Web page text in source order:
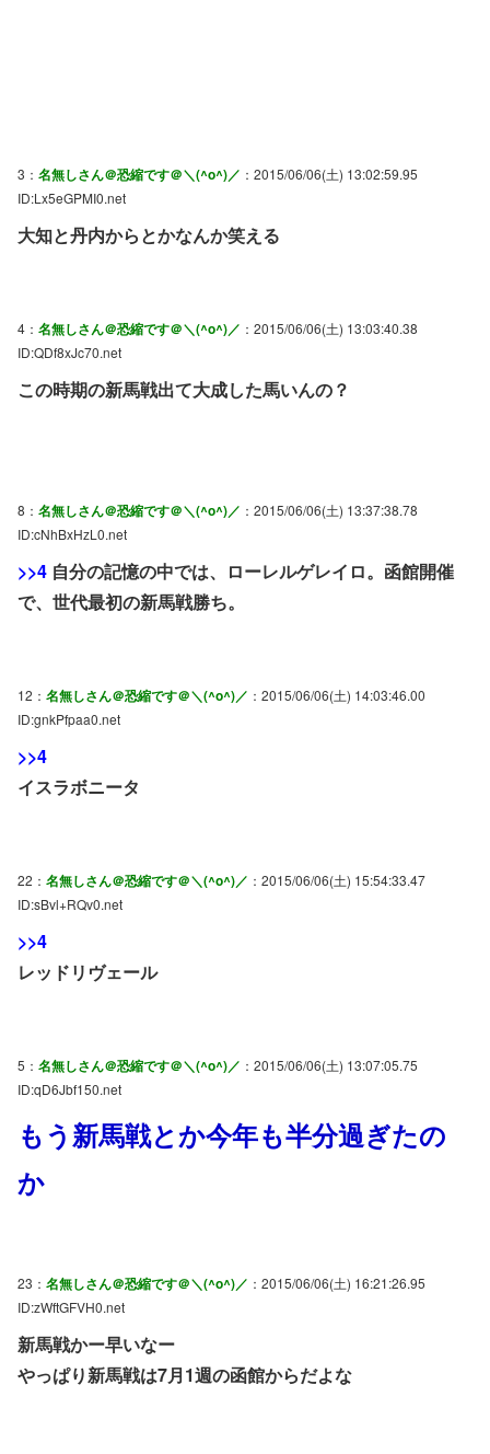
3： 名無しさん＠恐縮です＠＼(^o^)／ ：2015/06/06(土) 13:02:59.95
ID:Lx5eGPMI0.net
大知と丹内からとかなんか笑える
4： 名無しさん＠恐縮です＠＼(^o^)／ ：2015/06/06(土) 13:03:40.38
ID:QDf8xJc70.net
この時期の新馬戦出て大成した馬いんの？
8： 名無しさん＠恐縮です＠＼(^o^)／ ：2015/06/06(土) 13:37:38.78
ID:cNhBxHzL0.net
>>4 自分の記憶の中では、ローレルゲレイロ。函館開催
で、世代最初の新馬戦勝ち。
12： 名無しさん＠恐縮です＠＼(^o^)／ ：2015/06/06(土) 14:03:46.00
ID:gnkPfpaa0.net
>>4
イスラボニータ
22： 名無しさん＠恐縮です＠＼(^o^)／ ：2015/06/06(土) 15:54:33.47
ID:sBvl+RQv0.net
>>4
レッドリヴェール
5： 名無しさん＠恐縮です＠＼(^o^)／ ：2015/06/06(土) 13:07:05.75
ID:qD6Jbf150.net
もう新馬戦とか今年も半分過ぎたの
か
23： 名無しさん＠恐縮です＠＼(^o^)／ ：2015/06/06(土) 16:21:26.95
ID:zWftGFVH0.net
新馬戦かー早いなー
やっぱり新馬戦は7月1週の函館からだよな